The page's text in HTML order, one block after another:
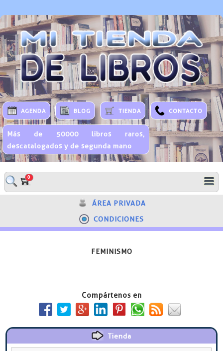
AGENDA BLOG TIENDA CONTACTO
Más de 50000 libros raros,
descatalogados y de segunda mano
0
ÁREA PRIVADA
CONDICIONES
FEMINISMO
Compártenos en
Tienda